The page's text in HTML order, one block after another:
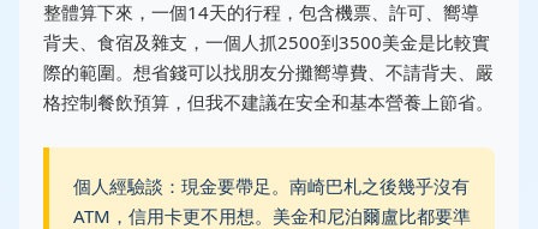
整體算下來，一個14天的行程，包含機票、許可、嚮導
背夫、食宿及雜支，一個人抓2500到3500美金是比較實
際的範圍。想省錢可以找朋友分攤嚮導費、不請背夫、嚴
格控制餐飲預算，但我不建議在安全和基本營養上節省。
個人經驗談：現金要帶足。南崎巴札之後幾乎沒有
ATM，信用卡更不用想。美金和尼泊爾盧比都要準